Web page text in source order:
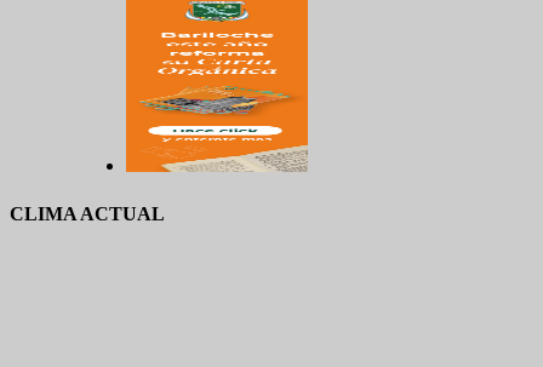
CLIMA ACTUAL